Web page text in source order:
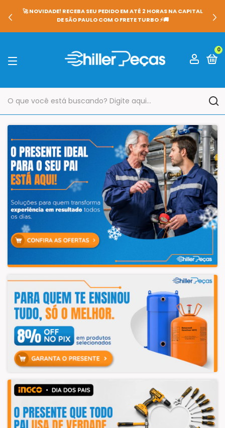
🚀 NOVIDADE! RECEBA SEU PEDIDO EM ATÉ 2 HORAS NA CAPITAL
DE SÃO PAULO COM O FRETE TURBO ⚡🚚
0